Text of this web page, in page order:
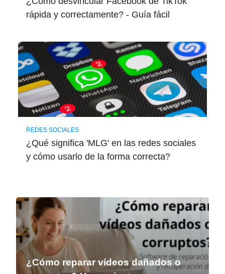
rápida y correctamente? - Guía fácil
REDES SOCIALES
¿Qué significa 'MLG' en las redes sociales
y cómo usarlo de la forma correcta?
¿Cómo reparar vídeos dañados o